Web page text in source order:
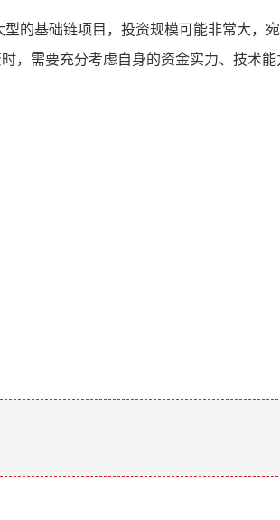
的基础链项目，投资规模可能非常大，
，需要充分考虑自身的资金实力、技术